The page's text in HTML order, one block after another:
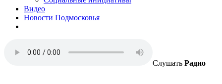
Видео
Новости Подмосковья
Слушать Радио